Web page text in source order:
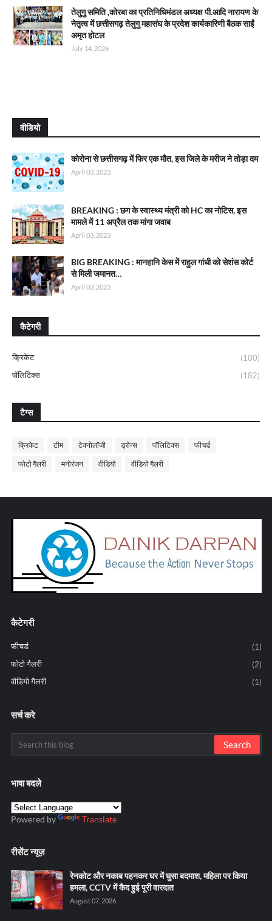
तेलुगु समिति ,कोरबा का प्रतिनिधिमंडल अध्यक्ष पी.आदि नारायण के
नेतृत्व में छत्तीसगढ़ तेलुगु महासंघ के प्रदेश कार्यकारिणी बैठक साईं
अमृत होटल
July 14, 2026
वीडियो
कोरोना से छत्तीसगढ़ में फिर एक मौत, इस जिले के मरीज ने तोड़ा दम
April 03, 2023
BREAKING : छग के स्वास्थ्य मंत्री को HC का नोटिस, इस
मामले में 11 अप्रैल तक मांगा जवाब
April 03, 2023
BIG BREAKING : मानहानि केस में राहुल गांधी को सेशंस कोर्ट
से मिली जमानत…
April 03, 2023
कैटेगरी
क्रिकेट
(100)
पॉलिटिक्स
(182)
टैग्स
क्रिकेट टीम टेक्नोलॉजी ड्रोन्स पॉलिटिक्स फीचर्ड
फोटो गैलरी मनोरंजन वीडियो वीडियो गैलरी
कैटेगरी
फीचर्ड
(1)
फोटो गैलरी
(2)
वीडियो गैलरी
(1)
सर्च करे
भाषा बदले
Powered by Translate
रीसेंट न्यूज़
रेनकोट और नकाब पहनकर घर में घुसा बदमाश, महिला पर किया
हमला, CCTV में कैद हुई पूरी वारदात
August 07, 2026